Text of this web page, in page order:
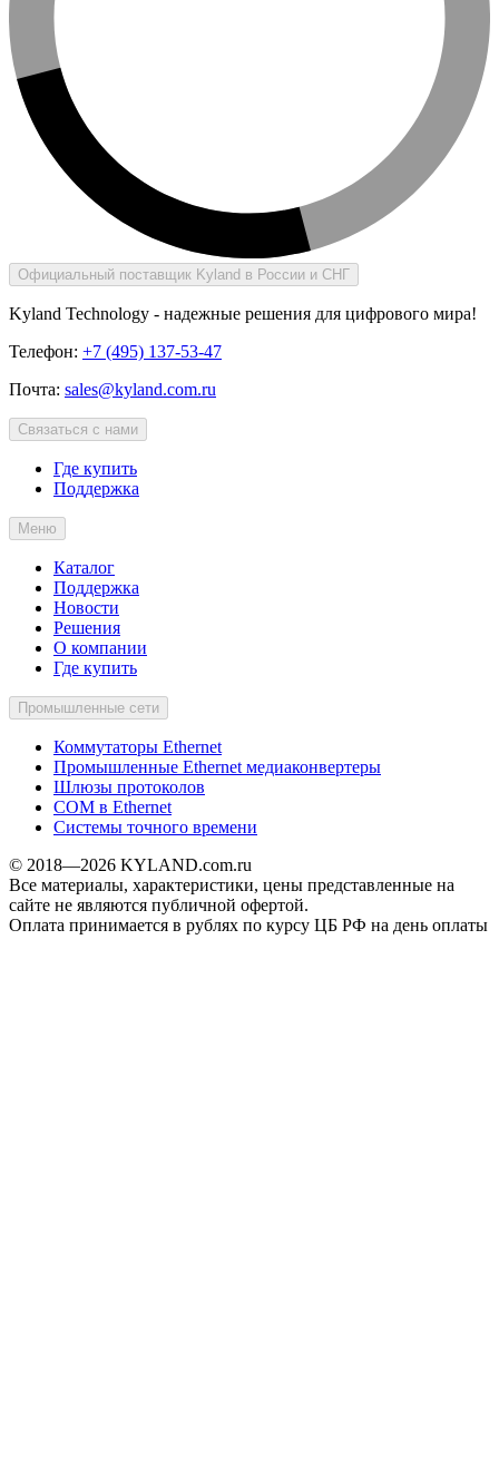
Официальный поставщик Kyland в России и СНГ
Kyland Technology - надежные решения для цифрового мира!
Телефон: +7 (495) 137-53-47
Почта: sales@kyland.com.ru
Связаться с нами
Где купить
Поддержка
Меню
Каталог
Поддержка
Новости
Решения
О компании
Где купить
Промышленные сети
Коммутаторы Ethernet
Промышленные Ethernet медиаконвертеры
Шлюзы протоколов
COM в Ethernet
Системы точного времени
© 2018—2026 KYLAND.com.ru
Все материалы, характеристики, цены представленные на
сайте не являются публичной офертой.
Оплата принимается в рублях по курсу ЦБ РФ на день оплаты